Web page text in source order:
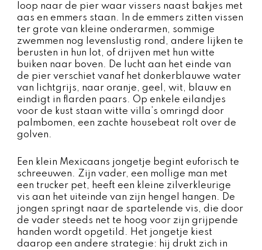
loop naar de pier waar vissers naast bakjes met
aas en emmers staan. In de emmers zitten vissen
ter grote van kleine onderarmen, sommige
zwemmen nog levenslustig rond, andere lijken te
berusten in hun lot, of drijven met hun witte
buiken naar boven. De lucht aan het einde van
de pier verschiet vanaf het donkerblauwe water
van lichtgrijs, naar oranje, geel, wit, blauw en
eindigt in flarden paars. Op enkele eilandjes
voor de kust staan witte villa’s omringd door
palmbomen, een zachte housebeat rolt over de
golven.
Een klein Mexicaans jongetje begint euforisch te
schreeuwen. Zijn vader, een mollige man met
een trucker pet, heeft een kleine zilverkleurige
vis aan het uiteinde van zijn hengel hangen. De
jongen springt naar de spartelende vis, die door
de vader steeds net te hoog voor zijn grijpende
handen wordt opgetild. Het jongetje kiest
daarop een andere strategie: hij drukt zich in